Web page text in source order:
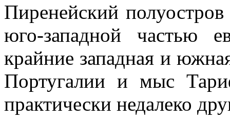
Пиренейский
юго-западной частью
крайние западная и
Португалии и мыс
практически недалеко